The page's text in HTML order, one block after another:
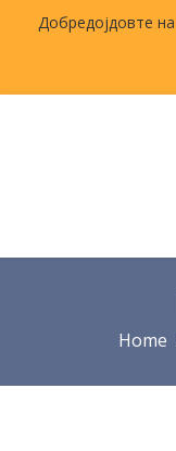
Добредојдовте
Home